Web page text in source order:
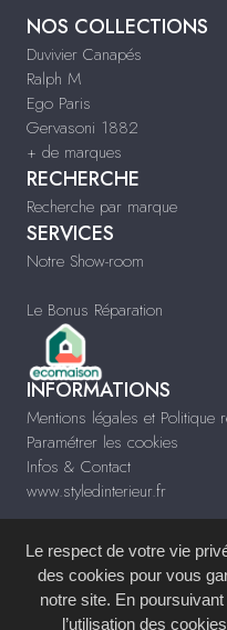
NOS COLLECTIONS
Duvivier Canapés
Ralph M
Ego Paris
Gervasoni 1882
+ de marques
RECHERCHE
Recherche par marque
SERVICES
Notre Show-room
Le Bonus Réparation
INFORMATIONS
Mentions légales et Politique
Paramétrer les cookies
Infos & Contact
www.styledinterieur.fr
Site réalisé avec leSystème de
Le respect de votre vie
des cookies pour vous
notre site. En
l’utilisation des